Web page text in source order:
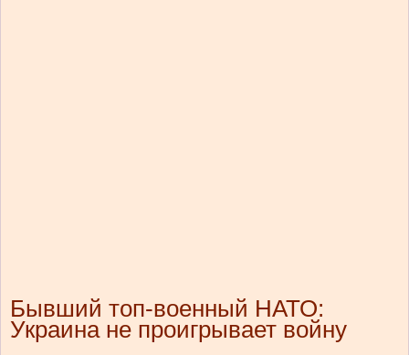
Бывший топ-военный НАТО:
Украина не проигрывает войну